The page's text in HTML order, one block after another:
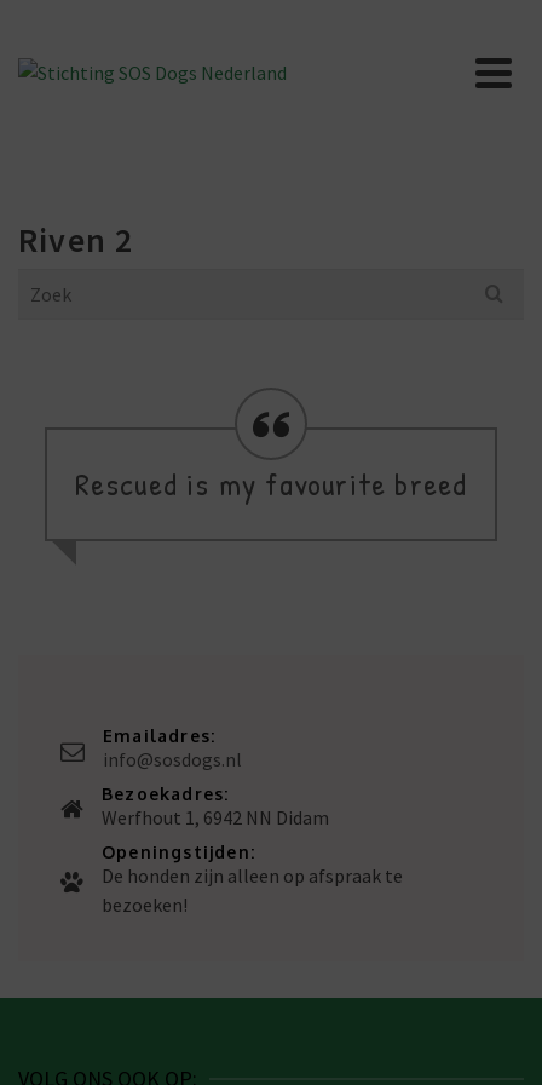
Riven 2
Search
Rescued is my favourite breed
Emailadres:
info@sosdogs.nl
Bezoekadres:
Werfhout 1, 6942 NN Didam
Openingstijden:
De honden zijn alleen op afspraak te
bezoeken!
VOLG ONS OOK OP: